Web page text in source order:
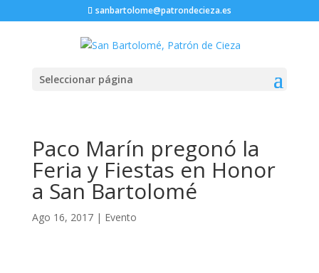
sanbartolome@patrondecieza.es
Seleccionar página
Paco Marín pregonó la
Feria y Fiestas en Honor
a San Bartolomé
Ago 16, 2017| Evento